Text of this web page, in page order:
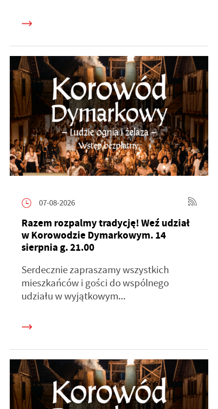
07-08-2026
Razem rozpalmy tradycję! Weź udział
w Korowodzie Dymarkowym. 14
sierpnia g. 21.00
Serdecznie zapraszamy wszystkich
mieszkańców i gości do wspólnego
udziału w wyjątkowym...